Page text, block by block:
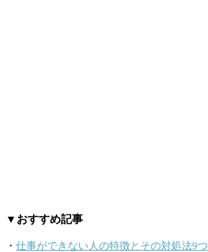
▼おすすめ記事
・ 仕事ができない人の特徴とその対処法9つ